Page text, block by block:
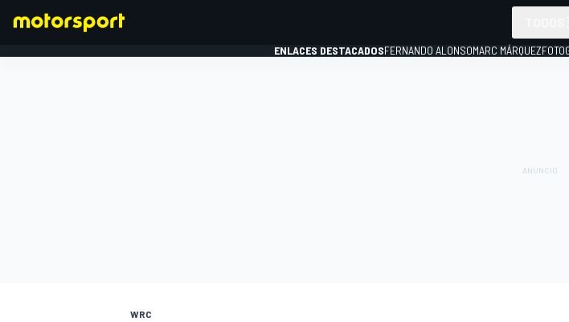
ENLACES DESTACADOSFERNANDO ALONSOMARC MÁRQUEZ
WRC